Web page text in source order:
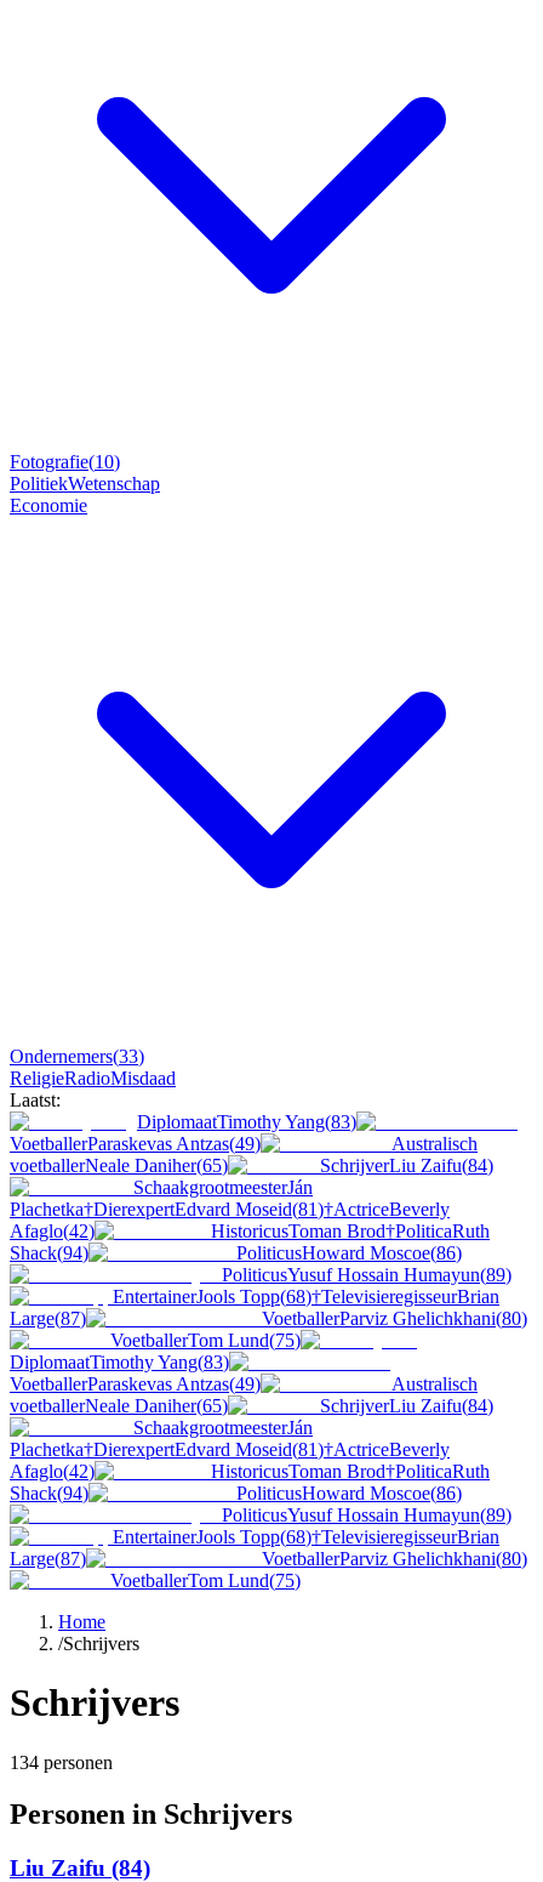
Fotografie(10)
PolitiekWetenschap
Economie
Ondernemers(33)
ReligieRadioMisdaad
Laatst:
DiplomaatTimothy Yang(83)
VoetballerParaskevas Antzas(49)
Australisch
voetballerNeale Daniher(65) SchrijverLiu Zaifu(84)
SchaakgrootmeesterJán
Plachetka†DierexpertEdvard Moseid(81)†ActriceBeverly
Afaglo(42) HistoricusToman Brod†PoliticaRuth
Shack(94) PoliticusHoward Moscoe(86)
PoliticusYusuf Hossain Humayun(89)
EntertainerJools Topp(68)†TelevisieregisseurBrian
Large(87) VoetballerParviz Ghelichkhani(80)
VoetballerTom Lund(75)
DiplomaatTimothy Yang(83)
VoetballerParaskevas Antzas(49)
Australisch
voetballerNeale Daniher(65) SchrijverLiu Zaifu(84)
SchaakgrootmeesterJán
Plachetka†DierexpertEdvard Moseid(81)†ActriceBeverly
Afaglo(42) HistoricusToman Brod†PoliticaRuth
Shack(94) PoliticusHoward Moscoe(86)
PoliticusYusuf Hossain Humayun(89)
EntertainerJools Topp(68)†TelevisieregisseurBrian
Large(87) VoetballerParviz Ghelichkhani(80)
VoetballerTom Lund(75)
Home
/Schrijvers
Schrijvers
134 personen
Personen in Schrijvers
Liu Zaifu (84)